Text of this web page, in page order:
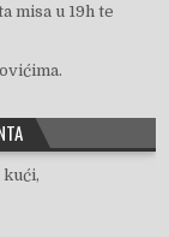
misa u 19h te